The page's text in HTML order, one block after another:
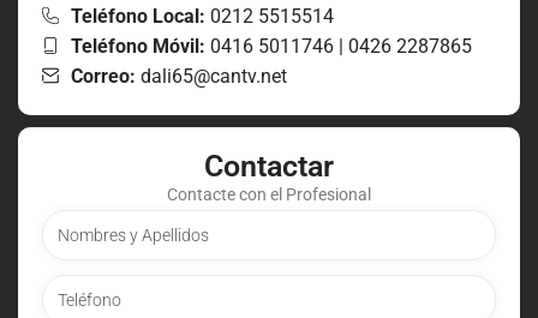
Teléfono Local: 0212 5515514
Teléfono Móvil: 0416 5011746 | 0426 2287865
Correo: dali65@cantv.net
Contactar
Contacte con el Profesional